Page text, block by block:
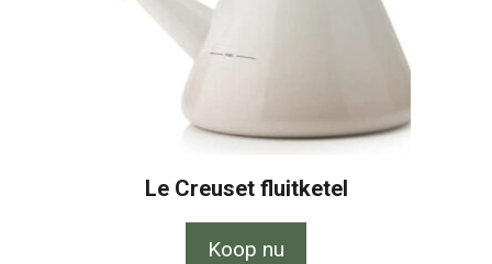
Le Creuset fluitketel
Koop nu